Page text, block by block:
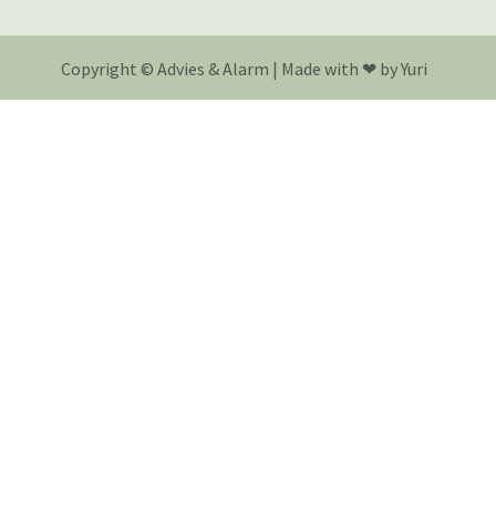
Copyright © Advies & Alarm | Made with ❤︎ by Yuri